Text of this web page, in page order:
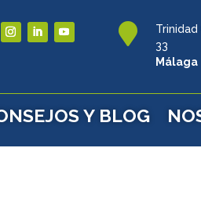

Trinidad
33
Málaga
Y BLOG